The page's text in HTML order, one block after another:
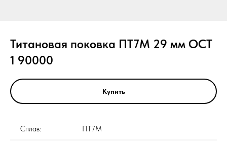
Титановая поковка ПТ7М 29 мм ОСТ
1 90000
Купить
Сплав: ПТ7М